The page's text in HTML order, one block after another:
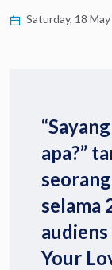
Saturday, 18
apa?”
selama
Your